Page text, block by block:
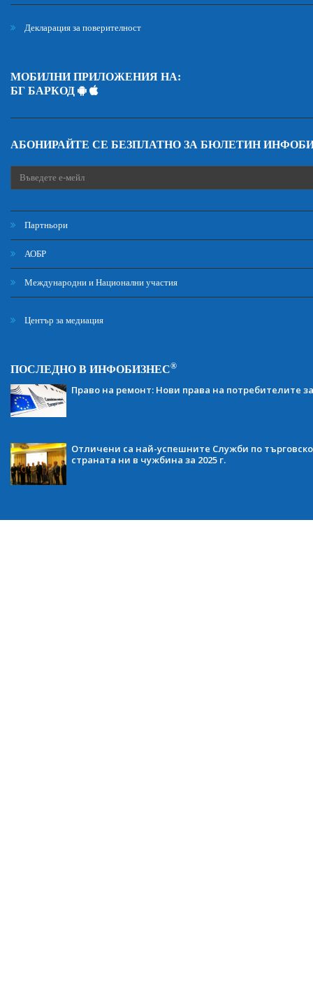
Декларация за поверителност
МОБИЛНИ ПРИЛОЖЕНИЯ НА:
БГ БАРКОД
АБОНИРАЙТЕ СЕ БЕЗПЛАТНО ЗА БЮЛЕТИН
Партньори
АОБР
Международни и Национални участия
Център за медиация
ПОСЛЕДНО В ИНФОБИЗНЕС®
Право на ремонт: Нови права на потребителите
Отличени са най-успешните Служби по
страната ни в чужбина за 2025 г.